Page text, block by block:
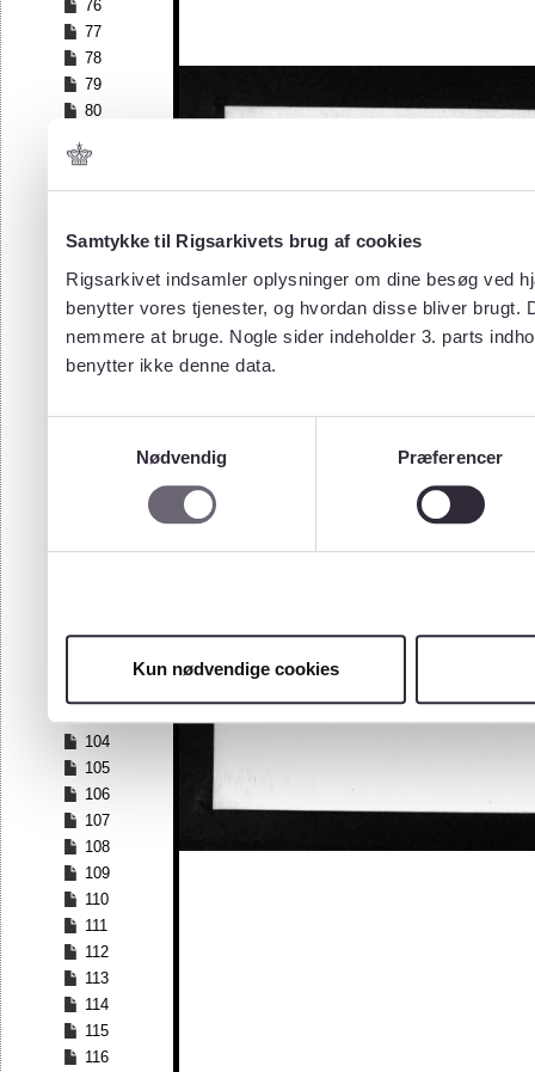
Samtykke til Rigsarkivets brug af cookies
Rigsarkivet indsamler oplysninger om dine besøg ved
benytter vores tjenester, og hvordan disse bliver
nemmere at bruge. Nogle sider indeholder 3. parts
benytter ikke denne data.
Nødvendig
Præferencer
Kun nødvendige cookies
76
77
78
79
80
82
83
85
87
88
89
90
97
100
104
105
106
107
108
109
110
111
112
113
114
115
116